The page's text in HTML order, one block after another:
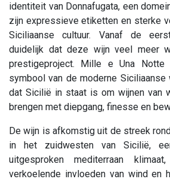
identiteit van Donnafugata, een
zijn expressieve etiketten en sterke
Siciliaanse cultuur. Vanaf de
duidelijk dat deze wijn veel meer
prestigeproject. Mille e Una
symbool van de moderne
dat Sicilië in staat is om wijnen van
brengen met diepgang, finesse en
De wijn is afkomstig uit de streek
in het zuidwesten van Sicilië,
uitgesproken mediterraan
verkoelende invloeden van wind en